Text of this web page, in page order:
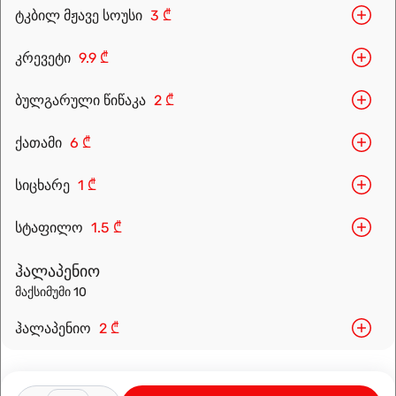
ტკბილ მჟავე სოუსი 3 ₾
კრევეტი 9.9 ₾
ბულგარული წიწაკა 2 ₾
ქათამი 6 ₾
სიცხარე 1 ₾
სტაფილო 1.5 ₾
ჰალაპენიო
მაქსიმუმი 10
ჰალაპენიო 2 ₾